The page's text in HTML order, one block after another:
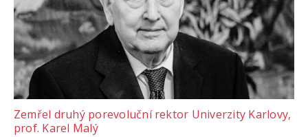
Zemřel druhý porevoluční rektor Univerzity Karlovy,
prof. Karel Malý